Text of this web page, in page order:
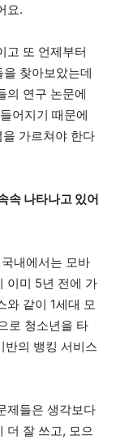
요.
고 또 언제부터
찾아보았는데
의 연구 논문에
어지기 때문에
가르쳐야 한다
속 나타나고 있어
내에서는 모바
이미 5년 전에 가
와 같이 1세대 모
로 청소년을 타
반의 뱅킹 서비스
제들은 생각보다
더 잘 쓰고, 모으